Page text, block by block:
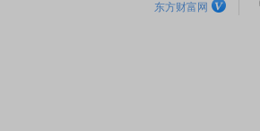
东方财富网